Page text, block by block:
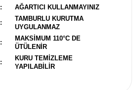
: AĞARTICI KULLANMAYINIZ
:
TAMBURLU KURUTMA
UYGULANMAZ
:
MAKSİMUM 110°C DE
ÜTÜLENİR
:
KURU TEMİZLEME
YAPILABİLİR